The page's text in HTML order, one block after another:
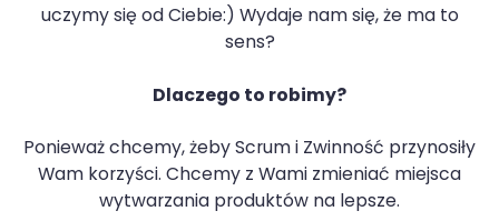
uczymy się od Ciebie:) Wydaje nam się, że ma to
sens?
Dlaczego to robimy?
Ponieważ chcemy, żeby Scrum i Zwinność przynosiły
Wam korzyści. Chcemy z Wami zmieniać miejsca
wytwarzania produktów na lepsze.